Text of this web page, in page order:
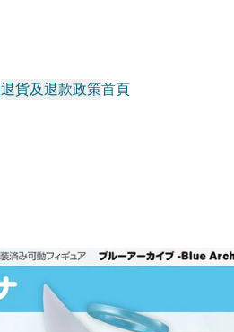
退貨及退款政策首頁